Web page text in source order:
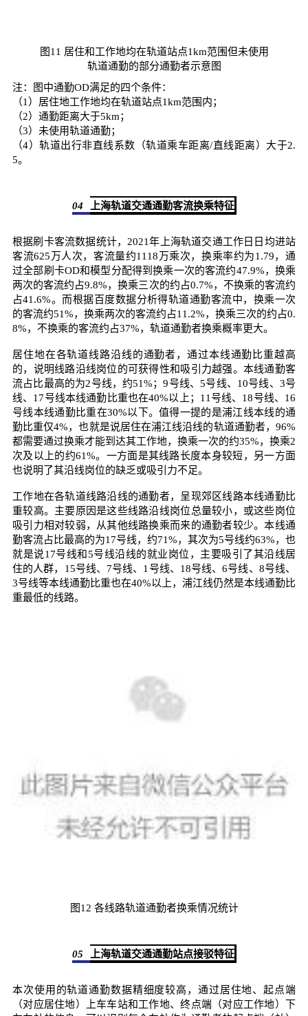
图11 居住和工作地均在轨道站点1km范围但未使用
轨道通勤的部分通勤者示意图
注：图中通勤OD满足的四个条件：
（1）居住地工作地均在轨道站点1km范围内；
（2）通勤距离大于5km；
（3）未使用轨道通勤；
（4）轨道出行非直线系数（轨道乘车距离/直线距离）大于2.
5。
04 上海轨道交通通勤客流换乘特征
根据刷卡客流数据统计，2021年上海轨道交通工作日日均进站
客流625万人次，客流量约1118万乘次，换乘率约为1.79，通
过全部刷卡OD和模型分配得到换乘一次的客流约47.9%，换乘
两次的客流约占9.8%，换乘三次的约占0.7%，不换乘的客流约
占41.6%。而根据百度数据分析得轨道通勤客流中，换乘一次
的客流约51%，换乘两次的客流约占11.2%，换乘三次的约占0.
8%，不换乘的客流约占37%，轨道通勤者换乘概率更大。
居住地在各轨道线路沿线的通勤者，通过本线通勤比重越高
的，说明线路沿线岗位的可获得性和吸引力越强。本线通勤客
流占比最高的为2号线，约51%；9号线、5号线、10号线、3号
线、17号线本线通勤比重也在40%以上；11号线、18号线、16
号线本线通勤比重在30%以下。值得一提的是浦江线本线的通
勤比重仅4%，也就是说居住在浦江线沿线的轨道通勤者，96%
都需要通过换乘才能到达其工作地，换乘一次的约35%，换乘2
次及以上的约61%。一方面是其线路长度本身较短，另一方面
也说明了其沿线岗位的缺乏或吸引力不足。
工作地在各轨道线路沿线的通勤者，呈现郊区线路本线通勤比
重较高。主要原因是这些线路沿线岗位总量较小，或这些岗位
吸引力相对较弱，从其他线路换乘而来的通勤者较少。本线通
勤客流占比最高的为17号线，约71%，其次为5号线约63%，也
就是说17号线和5号线沿线的就业岗位，主要吸引了其沿线居
住的人群，15号线、7号线、1号线、18号线、6号线、8号线、
3号线等本线通勤比重也在40%以上，浦江线仍然是本线通勤比
重最低的线路。
图12 各线路轨道通勤者换乘情况统计
05 上海轨道交通通勤站点接驳特征
本次使用的轨道通勤数据精细度较高，通过居住地、起点端
（对应居住地）上车车站和工作地、终点端（对应工作地）下